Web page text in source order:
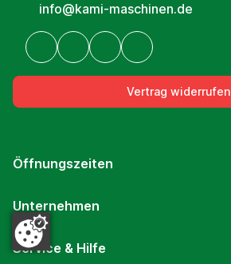
info@kami-maschinen.de
Vertrag widerrufen
Öffnungszeiten
Unternehmen
Service & Hilfe